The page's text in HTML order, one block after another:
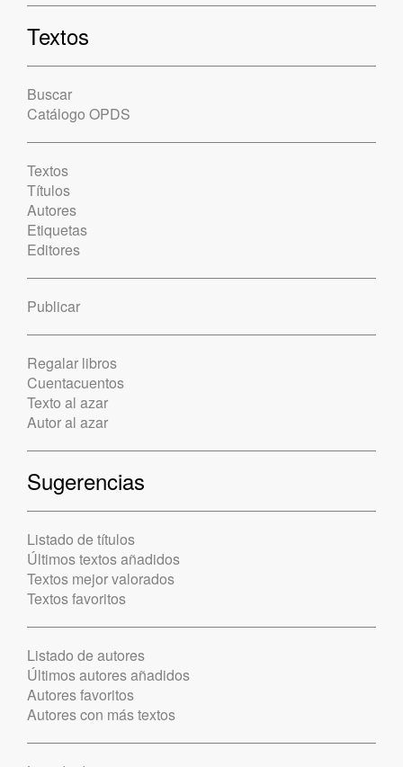
Textos
Buscar
Catálogo OPDS
Textos
Títulos
Autores
Etiquetas
Editores
Publicar
Regalar libros
Cuentacuentos
Texto al azar
Autor al azar
Sugerencias
Listado de títulos
Últimos textos añadidos
Textos mejor valorados
Textos favoritos
Listado de autores
Últimos autores añadidos
Autores favoritos
Autores con más textos